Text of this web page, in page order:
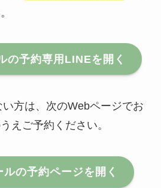
の予約専用LINEを開く
方は、次のWebページでお
えご予約ください。
の予約ページを開く